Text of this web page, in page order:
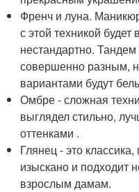
Френч и луна.
с этой техникой
нестандартно.
совершенно разным,
вариантами будут
Омбре - сложная
выглядел стильно,
оттенками .
Глянец - это
изыскано и подходит
взрослым дамам.